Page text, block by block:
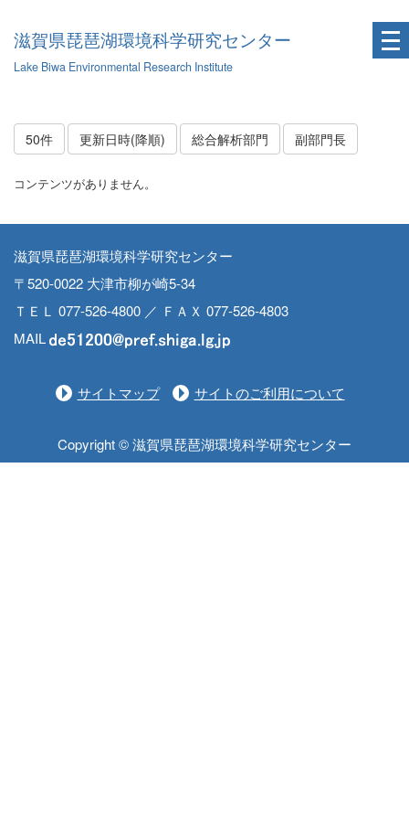
滋賀県琵琶湖環境科学研究センター
Lake Biwa Environmental Research Institute
50件 更新日時(降順) 総合解析部門 副部門長
コンテンツがありません。
滋賀県琵琶湖環境科学研究センター
〒520-0022 大津市柳が崎5-34
ＴＥＬ 077-526-4800 ／ ＦＡＸ 077-526-4803
MAIL
サイトマップ サイトのご利用について
Copyright © 滋賀県琵琶湖環境科学研究センター